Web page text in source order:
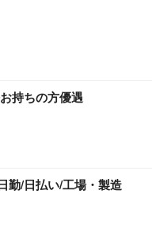
持ちの方優遇
勤/日払い/工場・製造